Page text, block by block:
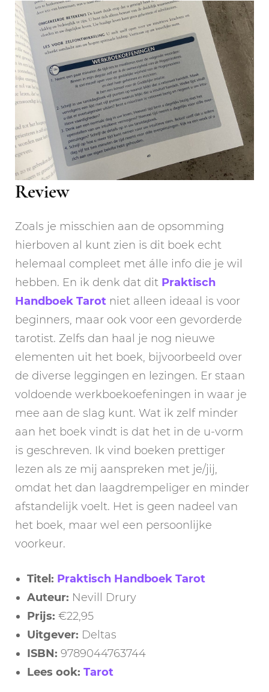
Review
Zoals je misschien aan de opsomming
hierboven al kunt zien is dit boek echt
helemaal compleet met álle info die je wil
hebben. En ik denk dat dit Praktisch
Handboek Tarot niet alleen ideaal is voor
beginners, maar ook voor een gevorderde
tarotist. Zelfs dan haal je nog nieuwe
elementen uit het boek, bijvoorbeeld over
de diverse leggingen en lezingen. Er staan
voldoende werkboekoefeningen in waar je
mee aan de slag kunt. Wat ik zelf minder
aan het boek vindt is dat het in de u-vorm
is geschreven. Ik vind boeken prettiger
lezen als ze mij aanspreken met je/jij,
omdat het dan laagdrempeliger en minder
afstandelijk voelt. Het is geen nadeel van
het boek, maar wel een persoonlijke
voorkeur.
Titel: Praktisch Handboek Tarot
Auteur: Nevill Drury
Prijs: €22,95
Uitgever: Deltas
ISBN: 9789044763744
Lees ook: Tarot